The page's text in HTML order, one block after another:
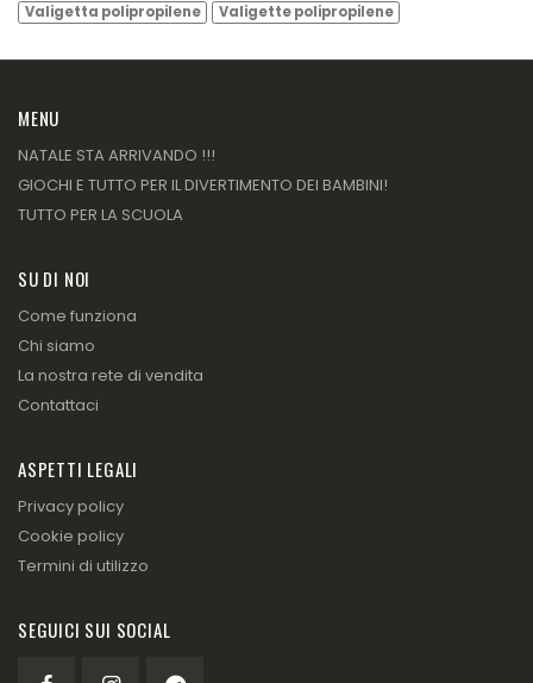
Valigetta polipropilene
Valigette polipropilene
MENU
NATALE STA ARRIVANDO !!!
GIOCHI E TUTTO PER IL DIVERTIMENTO DEI BAMBINI!
TUTTO PER LA SCUOLA
SU DI NOI
Come funziona
Chi siamo
La nostra rete di vendita
Contattaci
ASPETTI LEGALI
Privacy policy
Cookie policy
Termini di utilizzo
SEGUICI SUI SOCIAL